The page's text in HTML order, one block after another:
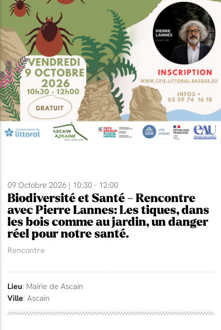
09 Octobre 2026 | 10:30 - 12:00
Biodiversité et Santé - Rencontre
avec Pierre Lannes: Les tiques, dans
les bois comme au jardin, un danger
réel pour notre santé.
Rencontre
Lieu: Mairie de Ascain
Ville: Ascain